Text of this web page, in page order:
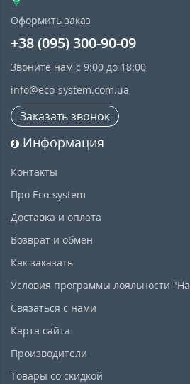
Оформить заказ
+38 (095) 300-90-09
Звоните нам с 9:00 до 18:00
info@eco-system.com.ua
Заказать звонок
Информация
Контакты
Про Eco-system
Доставка и оплата
Возврат и обмен
Как заказать
Условия программы лояльности
Связаться с нами
Карта сайта
Производители
Товары со скидкой